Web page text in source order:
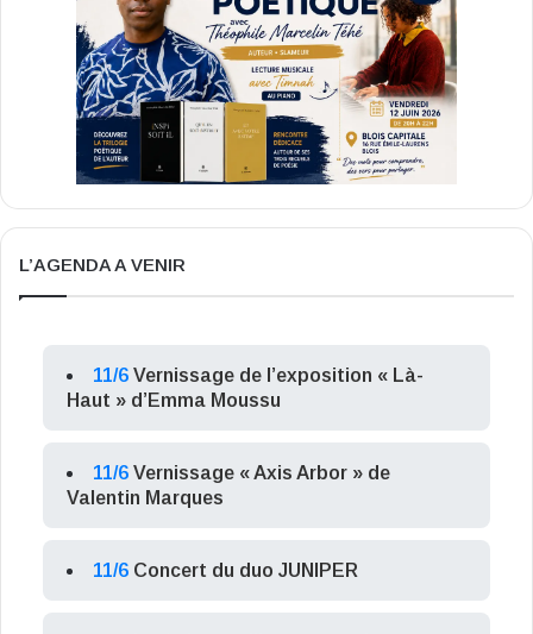
L’AGENDA A VENIR
11/6 Vernissage de l’exposition « Là-
Haut » d’Emma Moussu
11/6 Vernissage « Axis Arbor » de
Valentin Marques
11/6 Concert du duo JUNIPER